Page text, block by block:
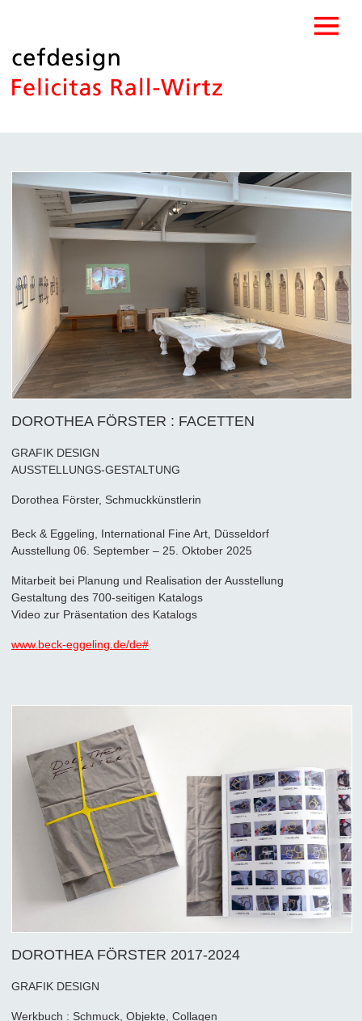
DOROTHEA FÖRSTER : FACETTEN
GRAFIK DESIGN
AUSSTELLUNGS-GESTALTUNG
Dorothea Förster, Schmuckkünstlerin
Beck & Eggeling, International Fine Art, Düsseldorf
Ausstellung 06. September – 25. Oktober 2025
Mitarbeit bei Planung und Realisation der Ausstellung
Gestaltung des 700-seitigen Katalogs
Video zur Präsentation des Katalogs
www.beck-eggeling.de/de#
DOROTHEA FÖRSTER 2017-2024
GRAFIK DESIGN
Werkbuch : Schmuck, Objekte, Collagen